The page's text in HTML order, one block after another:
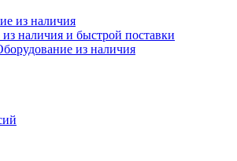
наличия и быстрой поставки